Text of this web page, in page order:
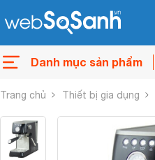
Danh mục sản phẩm
Trang chủ Thiết bị gia dụng